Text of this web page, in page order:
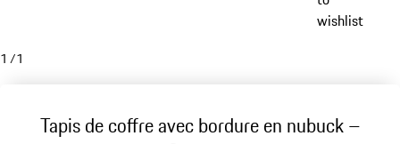
wishlist
1 /1
Tapis de coffre avec bordure en nubuck –